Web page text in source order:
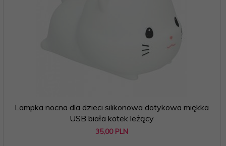
Lampka nocna dla dzieci silikonowa dotykowa miękka
USB biała kotek leżący
35,00 PLN